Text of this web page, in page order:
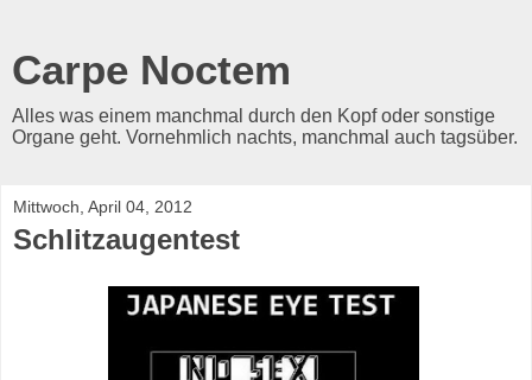
Carpe Noctem
Alles was einem manchmal durch den Kopf oder sonstige
Organe geht. Vornehmlich nachts, manchmal auch tagsüber.
Mittwoch, April 04, 2012
Schlitzaugentest